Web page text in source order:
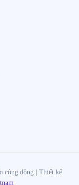
cộng đồng | Thiết kế